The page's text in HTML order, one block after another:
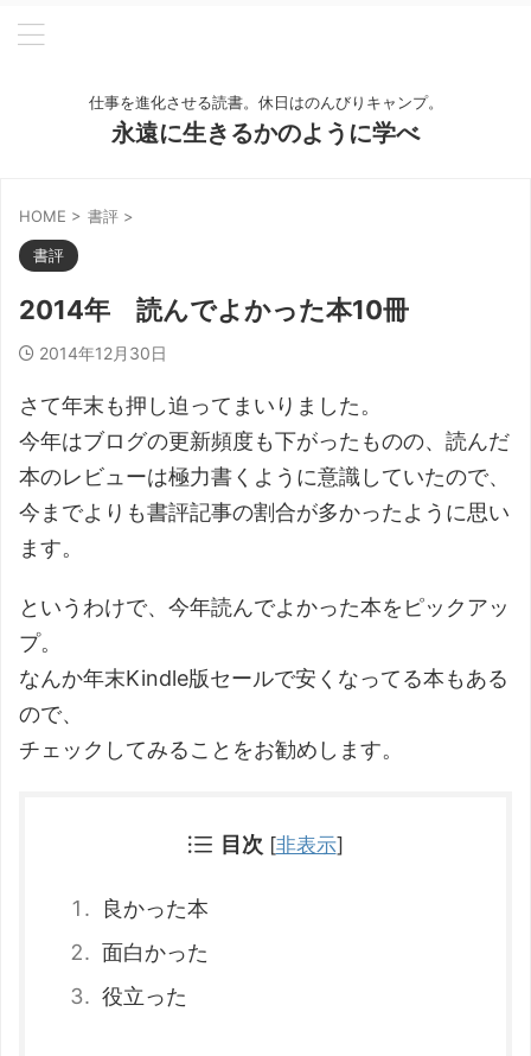
仕事を進化させる読書。休日はのんびりキャンプ。
永遠に生きるかのように学べ
HOME > 書評 >
書評
2014年 読んでよかった本10冊
2014年12月30日
さて年末も押し迫ってまいりました。
今年はブログの更新頻度も下がったものの、読んだ
本のレビューは極力書くように意識していたので、
今までよりも書評記事の割合が多かったように思い
ます。
というわけで、今年読んでよかった本をピックアッ
プ。
なんか年末Kindle版セールで安くなってる本もある
ので、
チェックしてみることをお勧めします。
目次 [非表示]
良かった本
面白かった
役立った